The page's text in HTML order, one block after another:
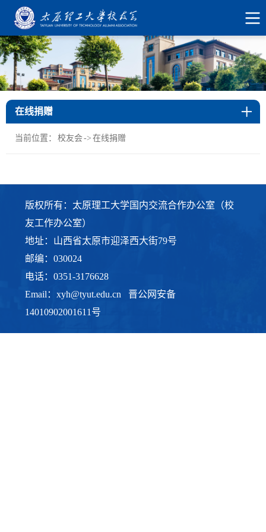
在线捐赠
当前位置： 校友会-> 在线捐赠
版权所有：太原理工大学国内交流合作办公室（校
友工作办公室）
地址：山西省太原市迎泽西大街79号
邮编：030024
电话：0351-3176628
Email：xyh@tyut.edu.cn 晋公网安备
14010902001611号